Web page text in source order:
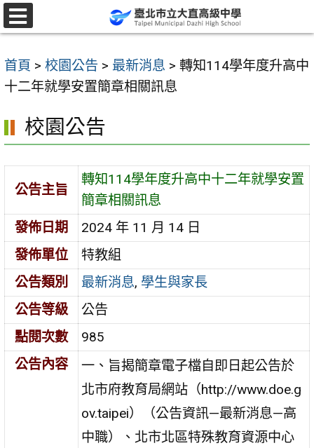
跳
至
要
內
區
首頁 > 校園公告 > 最新消息 > 轉知114學年度升高中
十二年就學安置簡章相關訊息
校園公告
公告主旨
轉知114學年度升高中十二年就學安置
簡章相關訊息
發佈日期
2024 年 11 月 14 日
發佈單位
特教組
公告類別
最新消息, 學生與家長
公告等級
公告
點閱次數
985
公告內容
一、旨揭簡章電子檔自即日起公告於
北市府教育局網站（http://www.doe.g
ov.taipei）（公告資訊—最新消息—高
中職）、北市北區特殊教育資源中心
選
單